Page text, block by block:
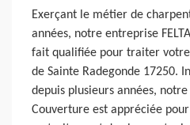
Exerçant le métier de
années, notre entreprise
fait qualifiée pour traiter
de Sainte Radegonde 17250.
depuis plusieurs années, notre
Couverture est appréciée